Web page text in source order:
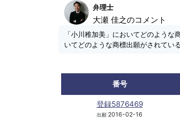
弁理士
大瀬 佳之のコメント
「小川稚加美」においてどのよう
いてどのような商標出願がされてい
番号
登録5876469
出願 2016-02-16